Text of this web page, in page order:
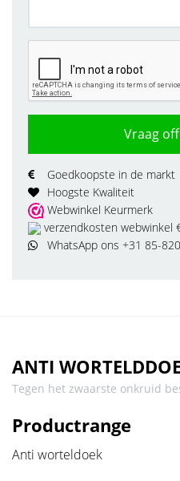
Vraag
Goedkoopste in de markt
Hoogste Kwaliteit
Webwinkel Keurmerk
verzendkosten webwinkel
WhatsApp ons +31 85-
ANTI
Tegen het zwaarste onkruid
Productrange
Anti worteldoek